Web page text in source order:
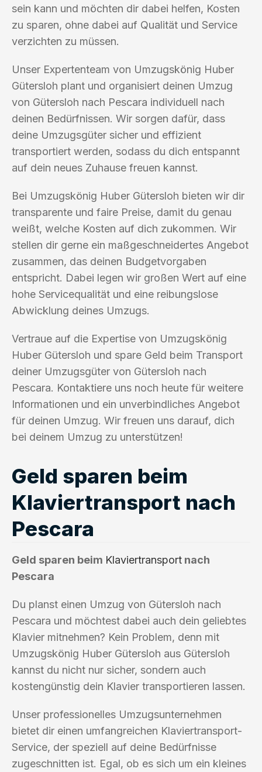
sein kann und möchten dir dabei helfen, Kosten
zu sparen, ohne dabei auf Qualität und Service
verzichten zu müssen.
Unser Expertenteam von Umzugskönig Huber
Gütersloh plant und organisiert deinen Umzug
von Gütersloh nach Pescara individuell nach
deinen Bedürfnissen. Wir sorgen dafür, dass
deine Umzugsgüter sicher und effizient
transportiert werden, sodass du dich entspannt
auf dein neues Zuhause freuen kannst.
Bei Umzugskönig Huber Gütersloh bieten wir dir
transparente und faire Preise, damit du genau
weißt, welche Kosten auf dich zukommen. Wir
stellen dir gerne ein maßgeschneidertes Angebot
zusammen, das deinen Budgetvorgaben
entspricht. Dabei legen wir großen Wert auf eine
hohe Servicequalität und eine reibungslose
Abwicklung deines Umzugs.
Vertraue auf die Expertise von Umzugskönig
Huber Gütersloh und spare Geld beim Transport
deiner Umzugsgüter von Gütersloh nach
Pescara. Kontaktiere uns noch heute für weitere
Informationen und ein unverbindliches Angebot
für deinen Umzug. Wir freuen uns darauf, dich
bei deinem Umzug zu unterstützen!
Geld sparen beim
Klaviertransport nach
Pescara
Geld sparen beim Klaviertransport nach
Pescara
Du planst einen Umzug von Gütersloh nach
Pescara und möchtest dabei auch dein geliebtes
Klavier mitnehmen? Kein Problem, denn mit
Umzugskönig Huber Gütersloh aus Gütersloh
kannst du nicht nur sicher, sondern auch
kostengünstig dein Klavier transportieren lassen.
Unser professionelles Umzugsunternehmen
bietet dir einen umfangreichen Klaviertransport-
Service, der speziell auf deine Bedürfnisse
zugeschnitten ist. Egal, ob es sich um ein kleines